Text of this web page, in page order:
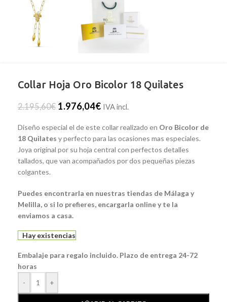
Collar Hoja Oro Bicolor 18 Quilates
2.195,60€ 1.976,04€ IVA incl.
Diseño especial el de este collar realizado en Oro Bicolor de
18 Quilates y perfecto para las ocasiones mas especiales.
Joya original por su hoja central con perfectos detalles
tallados, que van acompañados por dos pequeñas piezas
colgantes.
Puedes encontrarla en nuestras tiendas de Málaga y
Melilla, o si lo prefieres, encargarla online y te la
enviamos a casa.
Hay existencias
Embalaje para regalo incluido. Plazo de entrega 24-72
horas
-
+